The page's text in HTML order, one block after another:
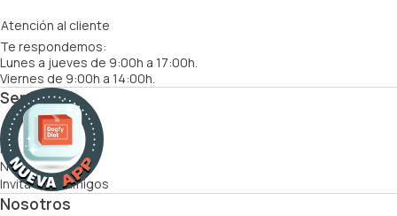
Atención al cliente
Te respondemos:
Lunes a jueves de 9:00h a 17:00h.
Viernes de 9:00h a 14:00h.
Servicios
Cómo funciona
Recetas
Nutricionistas
Invita a tus amigos
Nosotros